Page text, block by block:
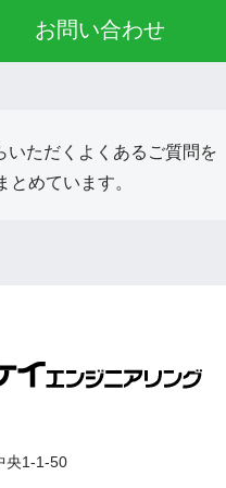
お問い合わせ
いただくよくあるご質問を
とめています。
央1-1-50